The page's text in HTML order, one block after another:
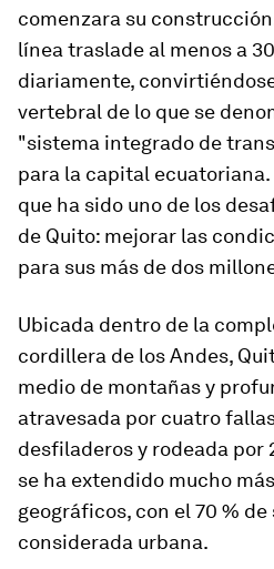
comenzara su
línea traslade al menos a
diariamente,
vertebral de lo que se
"sistema integrado de
para la capital ecuatoriana.
que ha sido uno de los
de Quito: mejorar las
para sus más de dos
Ubicada dentro de la
cordillera de los Andes,
medio de montañas y
atravesada por cuatro
desfiladeros y rodeada por
se ha extendido mucho
geográficos, con el 70 %
considerada urbana.